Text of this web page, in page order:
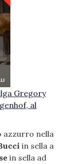
Gregory
al
azzurro nella
in sella a
in sella ad